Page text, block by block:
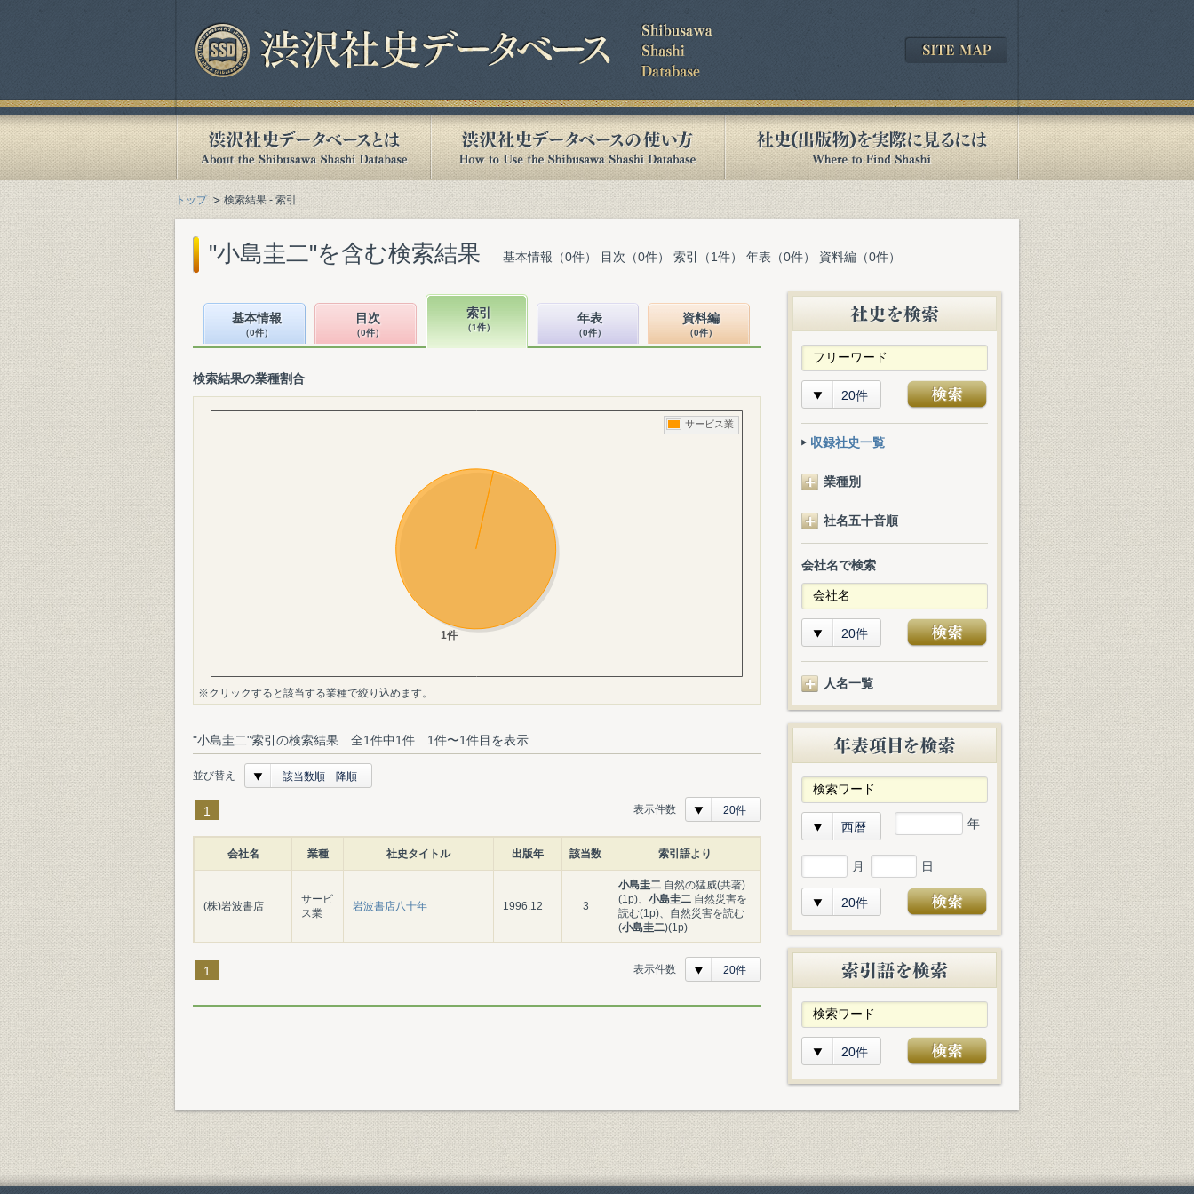
トップ 検索結果 - 索引
"小島圭二"を含む検索結果 基本情報（0件） 目次（0件） 索引（1件） 年表（0件） 資料編（0件）
基本情報
（0件）
目次
（0件）
索引
（1件）
年表
（0件）
資料編
（0件）
検索結果の業種割合
※クリックすると該当する業種で絞り込めます。
"小島圭二"索引の検索結果 全1件中1件 1件〜1件目を表示
並び替え 該当数順 降順
1 表示件数 20件
会社名 業種 社史タイトル 出版年 該当数 索引語より
(株)岩波書店
サービ
ス業
岩波書店八十年 1996.12 3
小島圭二 自然の猛威(共著)
(1p)、 小島圭二 自然災害を
読む(1p)、自然災害を読む
(小島圭二)(1p)
1 表示件数 20件
20件
収録社史一覧
業種別
社名五十音順
会社名で検索
20件
人名一覧
西暦 年
月 日
20件
20件